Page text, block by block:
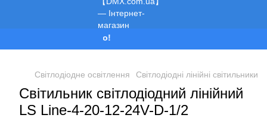
Світлодіодне освітлення Світлодіодні лінійні світильники
Світильник світлодіодний лінійний
LS Line-4-20-12-24V-D-1/2